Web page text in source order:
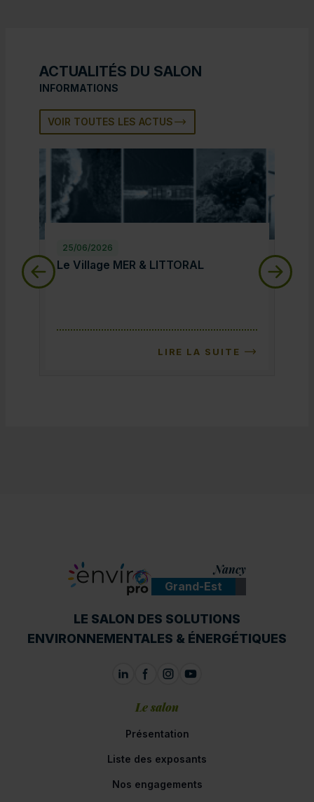
ACTUALITÉS DU SALON
INFORMATIONS
VOIR TOUTES LES ACTUS
25/06/2026
Le Village MER & LITTORAL
Le Village MER & LITTORAL
LIRE LA SUITE
Nancy
Grand-Est
LE SALON DES SOLUTIONS
ENVIRONNEMENTALES & ÉNERGÉTIQUES
Le salon
Présentation
Liste des exposants
Nos engagements